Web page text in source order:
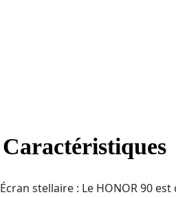
Caractéristiques
Écran stellaire : Le HONOR 90